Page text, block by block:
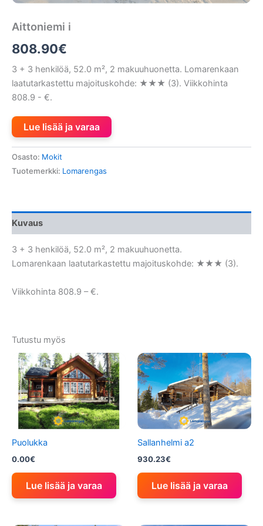
Aittoniemi i
808.90€
3 + 3 henkilöä, 52.0 m², 2 makuuhuonetta. Lomarenkaan
laatutarkastettu majoituskohde: ★★★ (3). Viikkohinta
808.9 - €.
Lue lisää ja varaa
Osasto: Mokit
Tuotemerkki: Lomarengas
Kuvaus
3 + 3 henkilöä, 52.0 m², 2 makuuhuonetta.
Lomarenkaan laatutarkastettu majoituskohde: ★★★ (3).
Viikkohinta 808.9 – €.
Tutustu myös
Puolukka
0.00€
Lue lisää ja varaa
Sallanhelmi a2
930.23€
Lue lisää ja varaa